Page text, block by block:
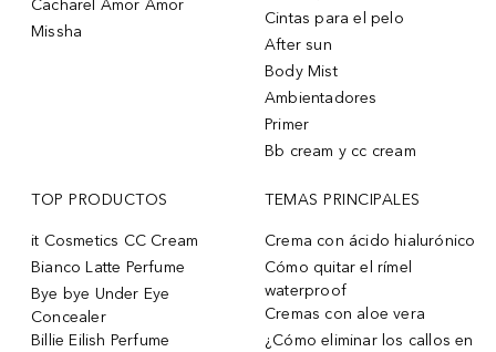
Cacharel Amor Amor
Missha
Cintas para el pelo
After sun
Body Mist
Ambientadores
Primer
Bb cream y cc cream
TOP PRODUCTOS
it Cosmetics CC Cream
Bianco Latte Perfume
Bye bye Under Eye
Concealer
Billie Eilish Perfume
TEMAS PRINCIPALES
Crema con ácido hialurónico
Cómo quitar el rímel
waterproof
Cremas con aloe vera
¿Cómo eliminar los callos en